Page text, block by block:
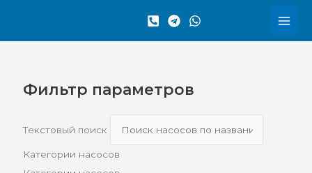
Фильтр параметров
Текстовый поиск
Категории насосов